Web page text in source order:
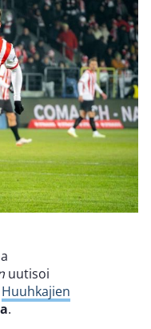
uutisoi
Huuhkajien
.